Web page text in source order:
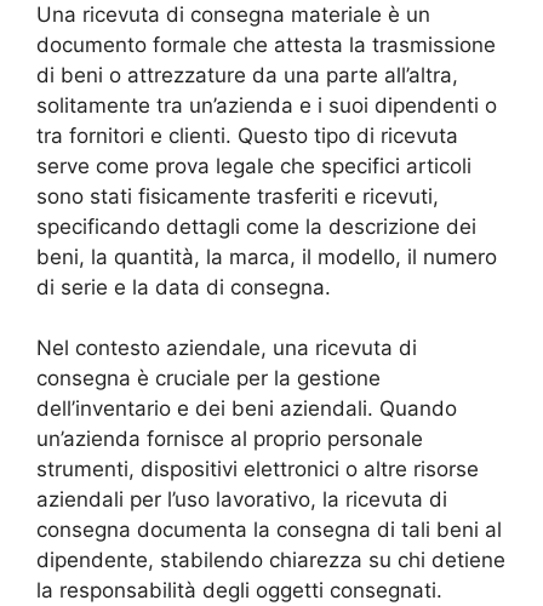
Una ricevuta di consegna materiale è un
documento formale che attesta la trasmissione
di beni o attrezzature da una parte all’altra,
solitamente tra un’azienda e i suoi dipendenti o
tra fornitori e clienti. Questo tipo di ricevuta
serve come prova legale che specifici articoli
sono stati fisicamente trasferiti e ricevuti,
specificando dettagli come la descrizione dei
beni, la quantità, la marca, il modello, il numero
di serie e la data di consegna.
Nel contesto aziendale, una ricevuta di
consegna è cruciale per la gestione
dell’inventario e dei beni aziendali. Quando
un’azienda fornisce al proprio personale
strumenti, dispositivi elettronici o altre risorse
aziendali per l’uso lavorativo, la ricevuta di
consegna documenta la consegna di tali beni al
dipendente, stabilendo chiarezza su chi detiene
la responsabilità degli oggetti consegnati.